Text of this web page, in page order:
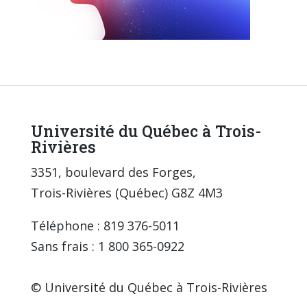
Université du Québec à Trois-
Rivières
3351, boulevard des Forges,
Trois-Rivières (Québec) G8Z 4M3
Téléphone : 819 376-5011
Sans frais : 1 800 365-0922
© Université du Québec à Trois-Rivières